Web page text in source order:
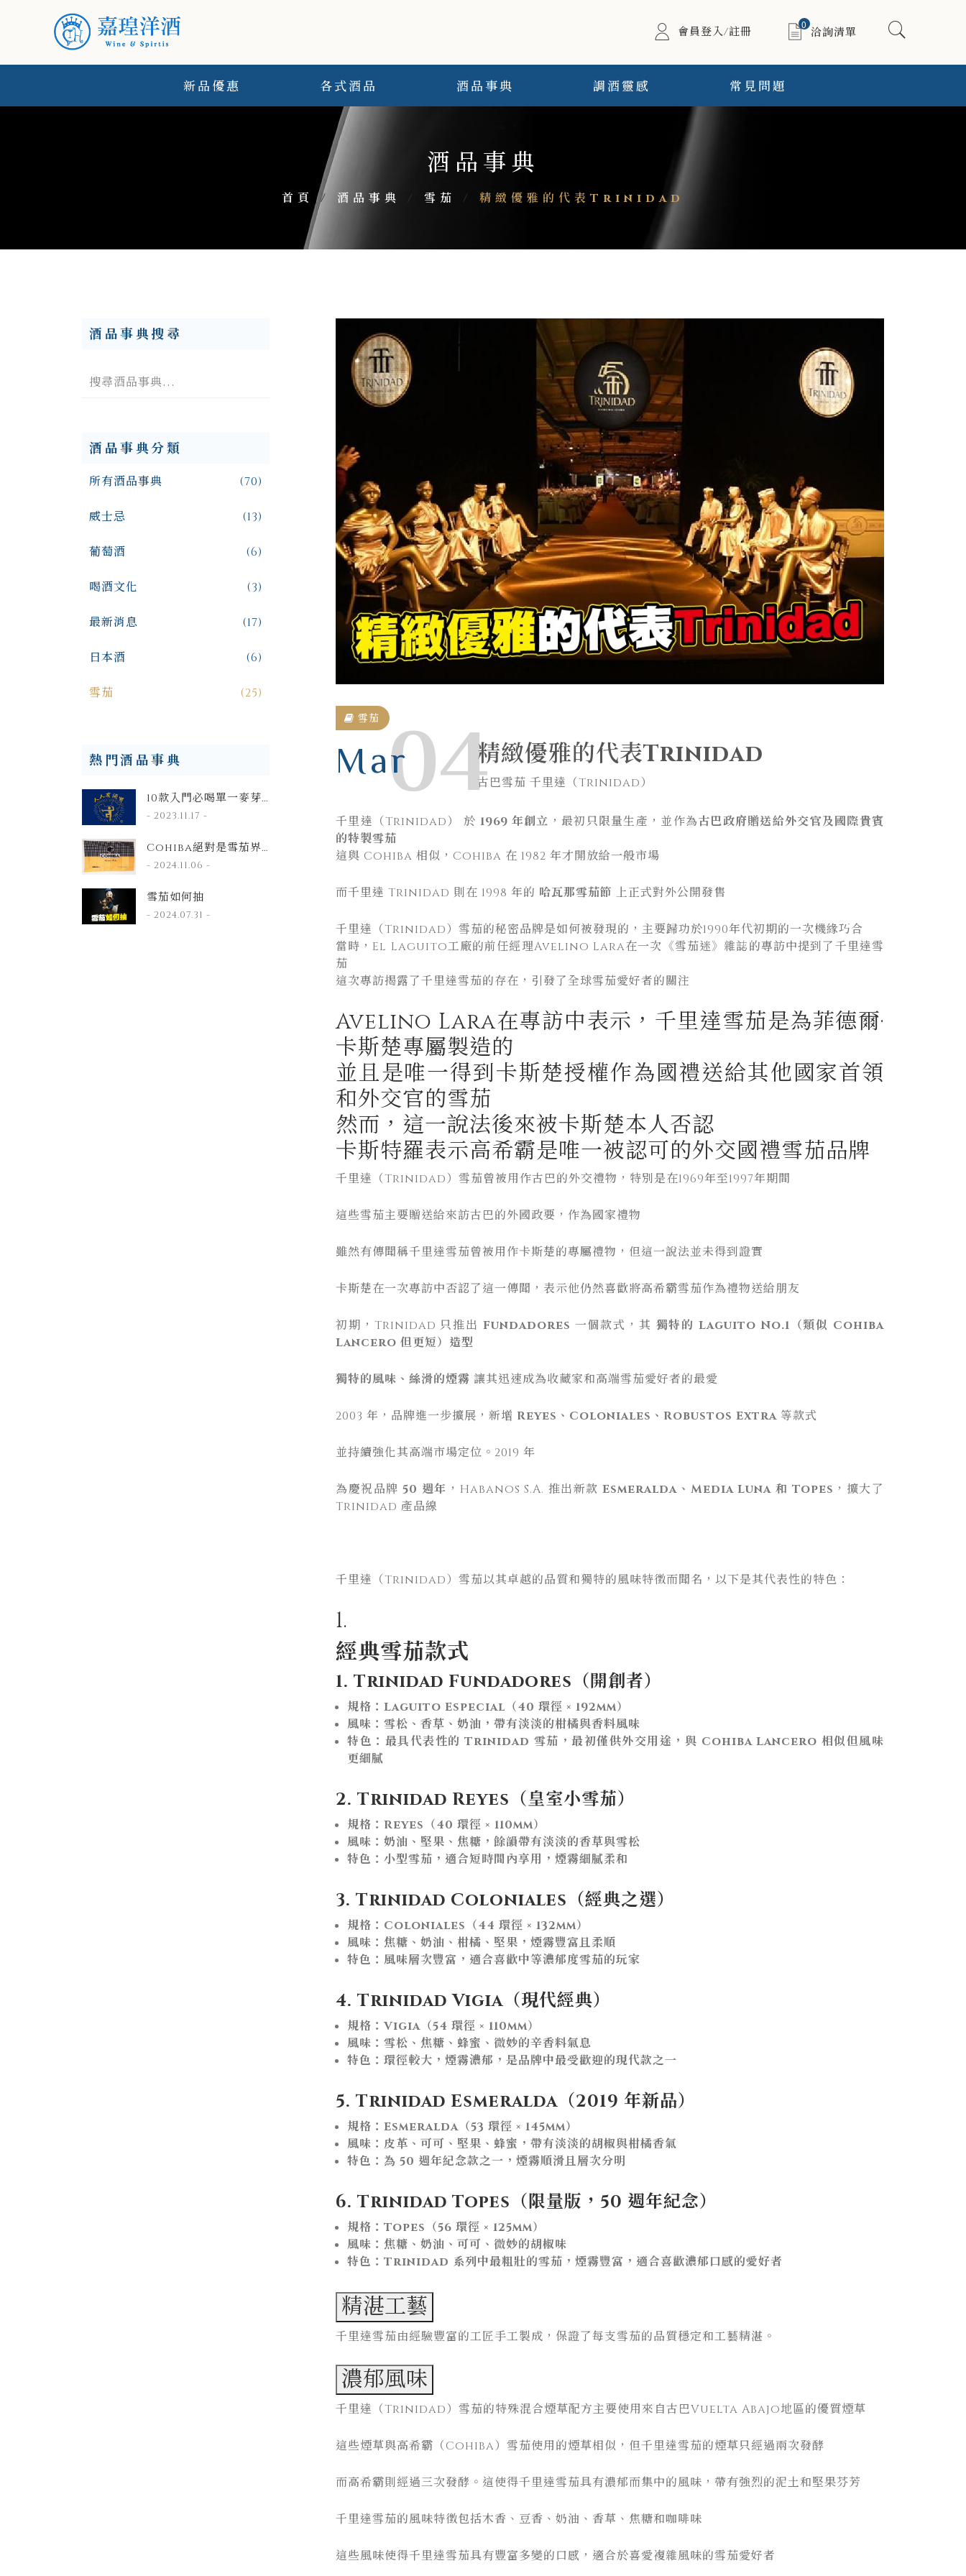
會員登入/註冊 0
洽詢清單
新品優惠 各式酒品 酒品事典 調酒靈感 常見問題
酒品事典
首頁 / 酒品事典 雪茄 / 精緻優雅的代表Trinidad
酒品事典搜尋
酒品事典分類
所有酒品事典 (70)
威士忌 (13)
葡萄酒 (6)
喝酒文化 (3)
最新消息 (17)
日本酒 (6)
雪茄 (25)
熱門酒品事典
10款入門必喝單一麥芽
威士忌 推薦
- 2023.11.17 -
Cohiba絕對是雪茄界
最負盛名的品牌，也是
- 2024.11.06 -
雪茄如何抽
- 2024.07.31 -
雪茄
Mar04精緻優雅的代表Trinidad
古巴雪茄 千里達（Trinidad）
千里達（Trinidad） 於 1969 年創立 ，最初只限量生產，並作為古巴政府贈送給外交官及國際貴賓
的特製雪茄
這與 Cohiba 相似，Cohiba 在 1982 年才開放給一般市場
而千里達 Trinidad 則在 1998 年的 哈瓦那雪茄節 上正式對外公開發售
千里達（Trinidad）雪茄的秘密品牌是如何被發現的，主要歸功於1990年代初期的一次機緣巧合
當時，El Laguito工廠的前任經理Avelino Lara在一次《雪茄迷》雜誌的專訪中提到了千里達雪
茄
這次專訪揭露了千里達雪茄的存在，引發了全球雪茄愛好者的關注
Avelino Lara在專訪中表示，千里達雪茄是為菲德爾·
卡斯楚專屬製造的
並且是唯一得到卡斯楚授權作為國禮送給其他國家首領
和外交官的雪茄
然而，這一說法後來被卡斯楚本人否認
卡斯特羅表示高希霸是唯一被認可的外交國禮雪茄品牌
千里達（Trinidad）雪茄曾被用作古巴的外交禮物，特別是在1969年至1997年期間
這些雪茄主要贈送給來訪古巴的外國政要，作為國家禮物
雖然有傳聞稱千里達雪茄曾被用作卡斯楚的專屬禮物，但這一說法並未得到證實
卡斯楚在一次專訪中否認了這一傳聞，表示他仍然喜歡將高希霸雪茄作為禮物送給朋友
初期，Trinidad 只推出 Fundadores 一個款式，其 獨特的 Laguito No.1（類似 Cohiba
Lancero 但更短）造型
獨特的風味、絲滑的煙霧 讓其迅速成為收藏家和高端雪茄愛好者的最愛
2003 年，品牌進一步擴展，新增 Reyes、Coloniales、Robustos Extra 等款式
並持續強化其高端市場定位。2019 年
為慶祝品牌50 週年 ，Habanos S.A. 推出新款Esmeralda、Media Luna 和 Topes ，擴大了
Trinidad 產品線
千里達（Trinidad）雪茄以其卓越的品質和獨特的風味特徵而聞名，以下是其代表性的特色：
1.
經典雪茄款式
1. Trinidad Fundadores（開創者）
規格：Laguito Especial（40 環徑 × 192mm）
風味：雪松、香草、奶油，帶有淡淡的柑橘與香料風味
特色：最具代表性的 Trinidad 雪茄，最初僅供外交用途，與 Cohiba Lancero 相似但風味
更細膩
2. Trinidad Reyes（皇室小雪茄）
規格：Reyes（40 環徑 × 110mm）
風味：奶油、堅果、焦糖，餘韻帶有淡淡的香草與雪松
特色：小型雪茄，適合短時間內享用，煙霧細膩柔和
3. Trinidad Coloniales（經典之選）
規格：Coloniales（44 環徑 × 132mm）
風味：焦糖、奶油、柑橘、堅果，煙霧豐富且柔順
特色：風味層次豐富，適合喜歡中等濃郁度雪茄的玩家
4. Trinidad Vigia（現代經典）
規格：Vigia（54 環徑 × 110mm）
風味：雪松、焦糖、蜂蜜、微妙的辛香料氣息
特色：環徑較大，煙霧濃郁，是品牌中最受歡迎的現代款之一
5. Trinidad Esmeralda（2019 年新品）
規格：Esmeralda（53 環徑 × 145mm）
風味：皮革、可可、堅果、蜂蜜，帶有淡淡的胡椒與柑橘香氣
特色：為 50 週年紀念款之一，煙霧順滑且層次分明
6. Trinidad Topes（限量版，50 週年紀念）
規格：Topes（56 環徑 × 125mm）
風味：焦糖、奶油、可可、微妙的胡椒味
特色：Trinidad 系列中最粗壯的雪茄，煙霧豐富，適合喜歡濃郁口感的愛好者
精湛工藝
千里達雪茄由經驗豐富的工匠手工製成，保證了每支雪茄的品質穩定和工藝精湛。
濃郁風味
千里達（Trinidad）雪茄的特殊混合煙草配方主要使用來自古巴Vuelta Abajo地區的優質煙草
這些煙草與高希霸（Cohiba）雪茄使用的煙草相似，但千里達雪茄的煙草只經過兩次發酵
而高希霸則經過三次發酵。這使得千里達雪茄具有濃郁而集中的風味，帶有強烈的泥土和堅果芬芳
千里達雪茄的風味特徵包括木香、豆香、奶油、香草、焦糖和咖啡味
這些風味使得千里達雪茄具有豐富多變的口感，適合於喜愛複雜風味的雪茄愛好者